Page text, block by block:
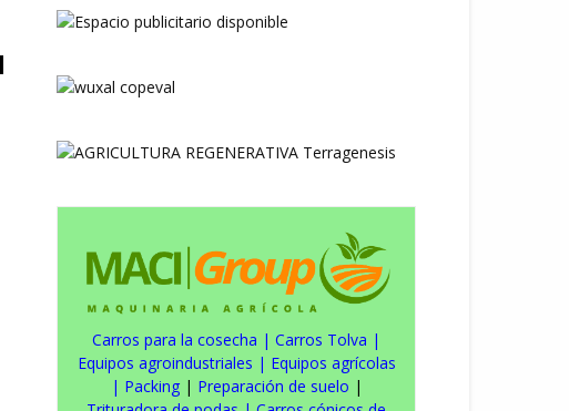
Carros para la cosecha | Carros Tolva |
Equipos agroindustriales | Equipos agrícolas
| Packing| Preparación de suelo |